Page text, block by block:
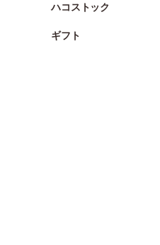
ハコストック
ギフト